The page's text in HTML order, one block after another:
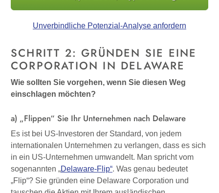
Unverbindliche Potenzial-Analyse anfordern
SCHRITT 2: GRÜNDEN SIE EINE
CORPORATION IN DELAWARE
Wie sollten Sie vorgehen, wenn Sie diesen Weg
einschlagen möchten?
a) „Flippen“ Sie Ihr Unternehmen nach Delaware
Es ist bei US-Investoren der Standard, von jedem
internationalen Unternehmen zu verlangen, dass es sich
in ein US-Unternehmen umwandelt. Man spricht vom
sogenannten „Delaware-Flip“. Was genau bedeutet
„Flip“? Sie gründen eine Delaware Corporation und